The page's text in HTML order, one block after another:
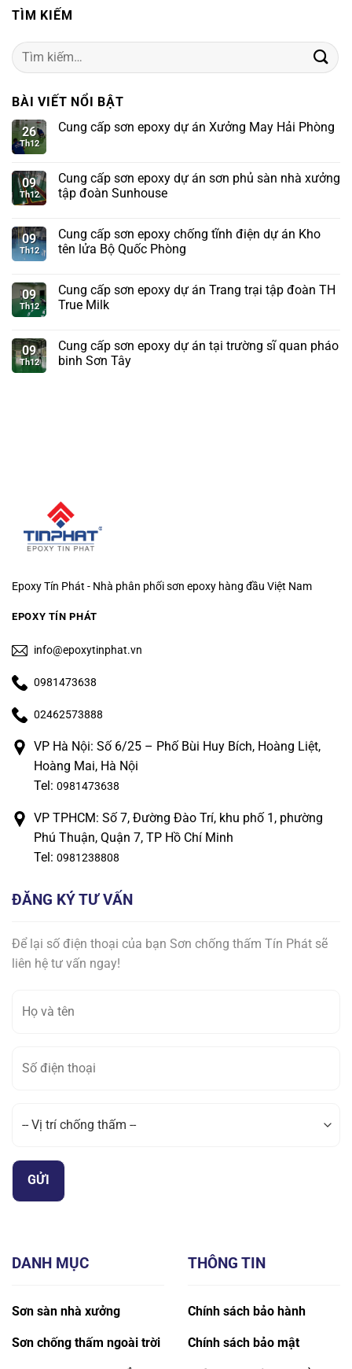
TÌM KIẾM
Tìm
kiếm:
BÀI VIẾT NỔI BẬT
26
Th12
Cung cấp sơn epoxy dự án Xưởng May Hải Phòng
09
Th12
Cung cấp sơn epoxy dự án sơn phủ sàn nhà xưởng
tập đoàn Sunhouse
09
Th12
Cung cấp sơn epoxy chống tĩnh điện dự án Kho
tên lửa Bộ Quốc Phòng
09
Th12
Cung cấp sơn epoxy dự án Trang trại tập đoàn TH
True Milk
09
Th12
Cung cấp sơn epoxy dự án tại trường sĩ quan pháo
binh Sơn Tây
Epoxy Tín Phát - Nhà phân phối sơn epoxy hàng đầu Việt Nam
EPOXY TÍN PHÁT
info@epoxytinphat.vn
0981473638
02462573888
VP Hà Nội: Số 6/25 – Phố Bùi Huy Bích, Hoàng Liệt,
Hoàng Mai, Hà Nội
Tel: 0981473638
VP TPHCM: Số 7, Đường Đào Trí, khu phố 1, phường
Phú Thuận, Quận 7, TP Hồ Chí Minh
Tel: 0981238808
DANH MỤC
Sơn sàn nhà xưởng
Sơn chống thấm ngoài trời
THÔNG TIN
Chính sách bảo hành
Chính sách bảo mật
ĐĂNG KÝ TƯ VẤN
Để lại số điện thoại của bạn Sơn chống thấm Tín Phát sẽ
liên hệ tư vấn ngay!